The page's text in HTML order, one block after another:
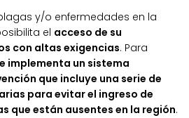
y/o enfermedades en la
el acceso de su
con altas exigencias. Para
implementa un sistema
que incluye una serie de
para evitar el ingreso de
que están ausentes en la región.